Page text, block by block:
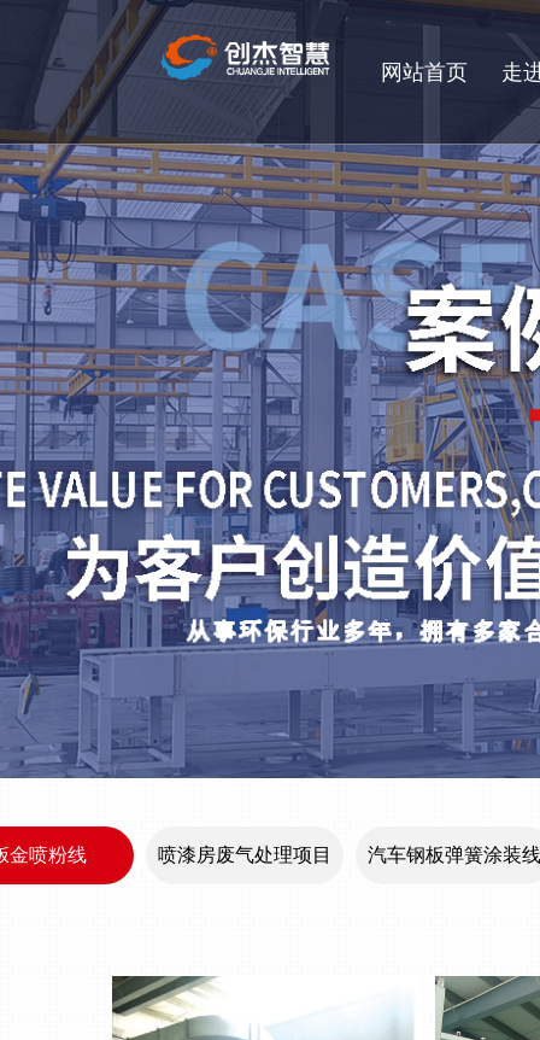
网站首页 走
金喷粉线 喷漆房废气处理项目 汽车钢板弹簧涂装线